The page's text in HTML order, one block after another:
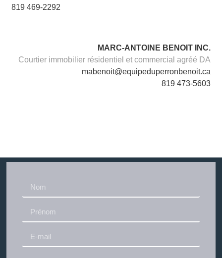
819 469-2292
MARC-ANTOINE BENOIT INC.
Courtier immobilier résidentiel et commercial agréé DA
mabenoit@equipeduperronbenoit.ca
819 473-5603